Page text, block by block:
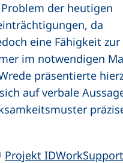
der heutigen
da
eine Fähigkeit zur
im notwendigen
präsentierte
auf verbale
Projekt IDWorkSupport